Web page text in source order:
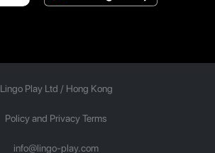
Lingo Play Ltd / Hong Kong
Policy and Privacy Terms
info@lingo-play.com